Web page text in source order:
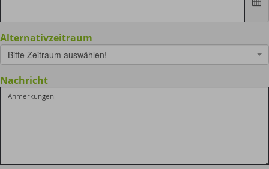
Alternativzeitraum
Bitte Zeitraum auswählen!
Nachricht